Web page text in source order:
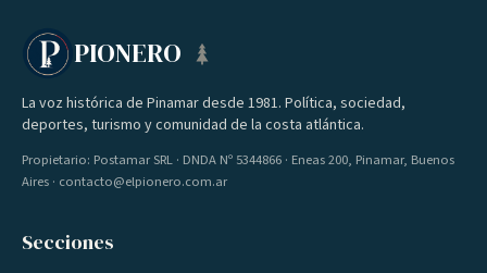
PIONERO
La voz histórica de Pinamar desde 1981. Política, sociedad,
deportes, turismo y comunidad de la costa atlántica.
Propietario: Postamar SRL · DNDA Nº 5344866 · Eneas 200, Pinamar, Buenos
Aires · contacto@elpionero.com.ar
Secciones